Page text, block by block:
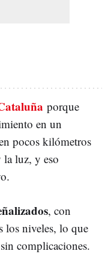
porque
en un
pocos kilómetros
la luz, y eso
, con
los niveles, lo que
complicaciones.